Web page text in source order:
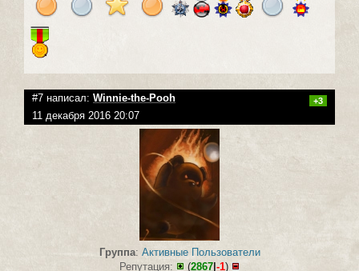
#7 написал: Winnie-the-Pooh +3
11 декабря 2016 20:07
Группа: Активные Пользователи
Репутация:
(2867 -1)